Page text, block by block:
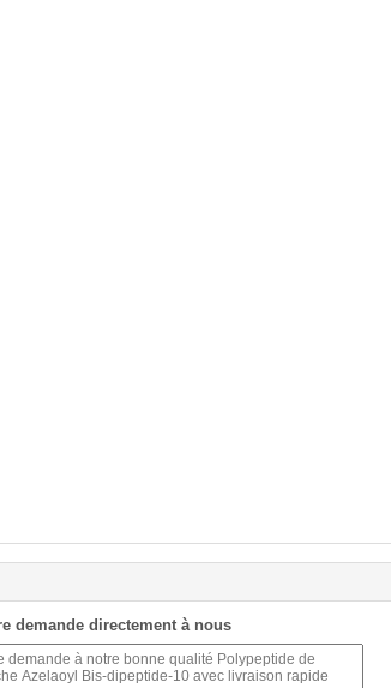
demande directement à nous